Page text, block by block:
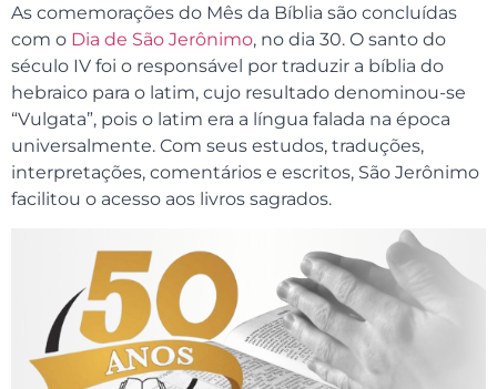
As comemorações do Mês da Bíblia são concluídas
com o Dia de São Jerônimo, no dia 30. O santo do
século IV foi o responsável por traduzir a bíblia do
hebraico para o latim, cujo resultado denominou-se
“Vulgata”, pois o latim era a língua falada na época
universalmente. Com seus estudos, traduções,
interpretações, comentários e escritos, São Jerônimo
facilitou o acesso aos livros sagrados.